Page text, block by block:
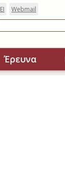
Webmail
Έρευνα